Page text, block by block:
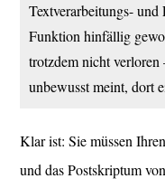
Textverarbeitungs-
Funktion hinfällig
trotzdem nicht
unbewusst meint, dort
Klar ist: Sie müssen
und das Postskriptum